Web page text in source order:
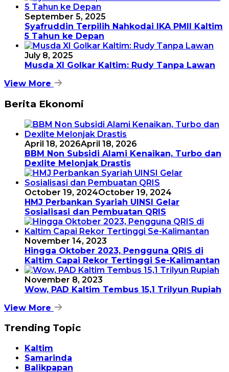
September 5, 2025
Syafruddin Terpilih Nahkodai IKA PMII Kaltim
5 Tahun ke Depan
July 8, 2025
Musda XI Golkar Kaltim: Rudy Tanpa Lawan
View More
Berita Ekonomi
April 18, 2026April 18, 2026
BBM Non Subsidi Alami Kenaikan, Turbo dan
Dexlite Melonjak Drastis
October 19, 2024October 19, 2024
HMJ Perbankan Syariah UINSI Gelar
Sosialisasi dan Pembuatan QRIS
November 14, 2023
Hingga Oktober 2023, Pengguna QRIS di
Kaltim Capai Rekor Tertinggi Se-Kalimantan
November 8, 2023
Wow, PAD Kaltim Tembus 15,1 Trilyun Rupiah
View More
Trending Topic
Kaltim
Samarinda
Balikpapan